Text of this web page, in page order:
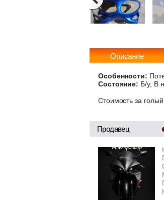
Описание
Особенности:
Состояние: Б/у, В
Стоимость за
Продавец